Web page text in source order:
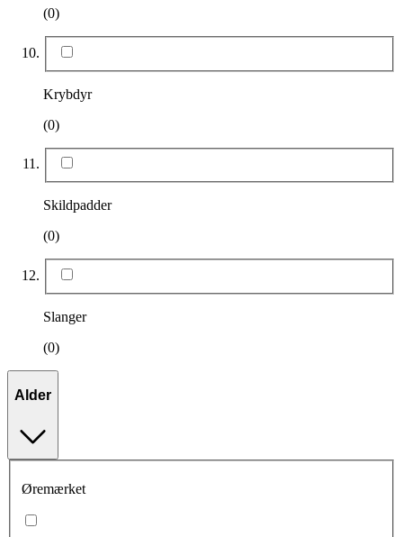
(0)
Krybdyr
(0)
Skildpadder
(0)
Slanger
(0)
Alder
Øremærket